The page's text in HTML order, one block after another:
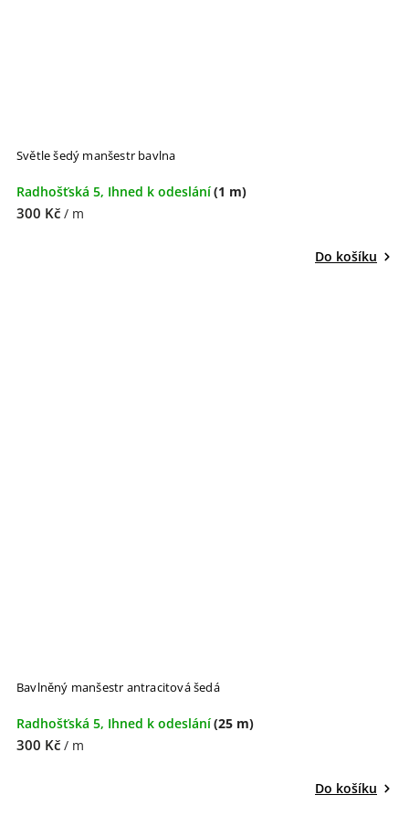
Světle šedý manšestr bavlna
Radhošťská 5, Ihned k odeslání(1 m)
300 Kč / m
Do košíku
Bavlněný manšestr antracitová šedá
Radhošťská 5, Ihned k odeslání(25 m)
300 Kč / m
Do košíku